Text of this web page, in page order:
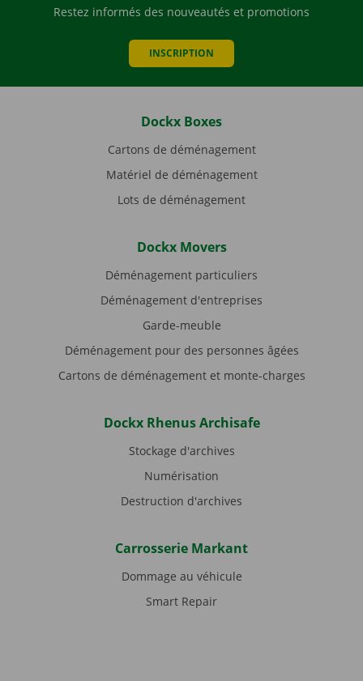
Restez informés des nouveautés et promotions
INSCRIPTION
Dockx Boxes
Cartons de déménagement
Matériel de déménagement
Lots de déménagement
Dockx Movers
Déménagement particuliers
Déménagement d'entreprises
Garde-meuble
Déménagement pour des personnes âgées
Cartons de déménagement et monte-charges
Dockx Rhenus Archisafe
Stockage d'archives
Numérisation
Destruction d'archives
Carrosserie Markant
Dommage au véhicule
Smart Repair